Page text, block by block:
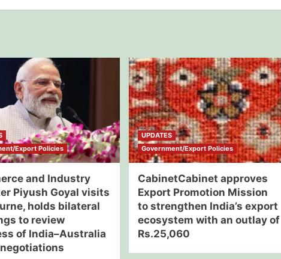
Export Policies
and Industry
Piyush Goyal visits
holds bilateral
to review
of India–Australia
negotiations
UPDATES
Government/Export Policies
CabinetCabinet approves
Export Promotion Mission
to strengthen India’s export
ecosystem with an outlay of
Rs.25,060